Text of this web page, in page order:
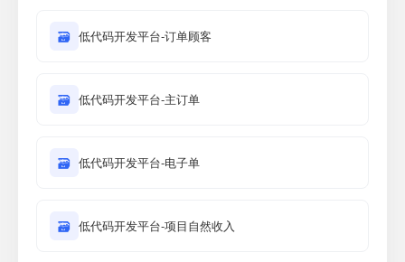
🗃 低代码开发平台-订单顾客
🗃 低代码开发平台-主订单
🗃 低代码开发平台-电子单
🗃 低代码开发平台-项目自然收入